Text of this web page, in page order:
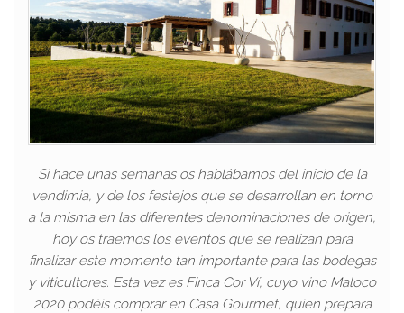
Si hace unas semanas os hablábamos del inicio de la
vendimia, y de los festejos que se desarrollan en torno
a la misma en las diferentes denominaciones de origen,
hoy os traemos los eventos que se realizan para
finalizar este momento tan importante para las bodegas
y viticultores. Esta vez es Finca Cor Ví, cuyo vino Maloco
2020 podéis comprar en Casa Gourmet, quien prepara